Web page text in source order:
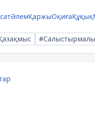
ӘлемҚаржыОқиғаҚұқық
#Салыстырмалы